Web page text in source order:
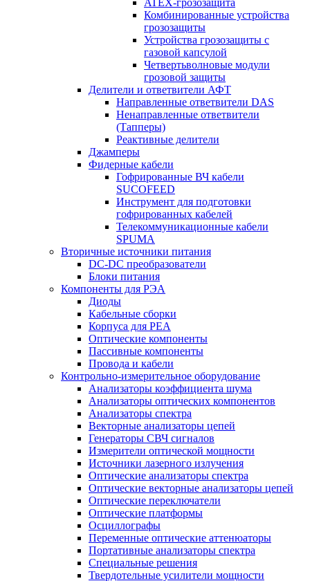
ATEX-грозозащита
Комбинированные устройства
грозозащиты
Устройства грозозащиты с
газовой капсулой
Четвертьволновые модули
грозовой защиты
Делители и ответвители АФТ
Направленные ответвители DAS
Ненаправленные ответвители
(Тапперы)
Реактивные делители
Джамперы
Фидерные кабели
Гофрированные ВЧ кабели
SUCOFEED
Инструмент для подготовки
гофрированных кабелей
Телекоммуникационные кабели
SPUMA
Вторичные источники питания
DC-DC преобразователи
Блоки питания
Компоненты для РЭА
Диоды
Кабельные сборки
Корпуса для РЕА
Оптические компоненты
Пассивные компоненты
Провода и кабели
Контрольно-измерительное оборудование
Анализаторы коэффициента шума
Анализаторы оптических компонентов
Анализаторы спектра
Векторные анализаторы цепей
Генераторы СВЧ сигналов
Измерители оптической мощности
Источники лазерного излучения
Оптические анализаторы спектра
Оптические векторные анализаторы цепей
Оптические переключатели
Оптические платформы
Осциллографы
Переменные оптические аттенюаторы
Портативные анализаторы спектра
Специальные решения
Твердотельные усилители мощности